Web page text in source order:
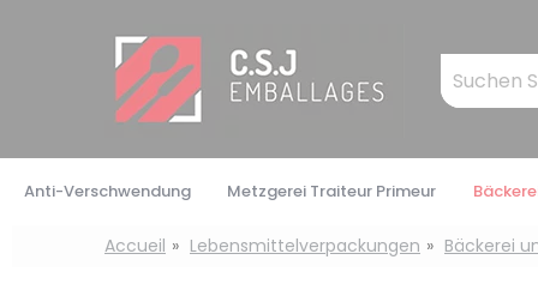
Mots
clés
Anti-Verschwendung Metzgerei Traiteur Primeur
Accueil Lebensmittelverpackungen Bäckerei